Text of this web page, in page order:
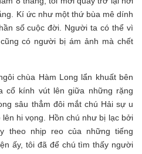
Kí ức như một thứ bùa mê dính
số cuộc đời. Người ta có thể vì
có người bị ám ảnh mà chết
chùa Hàm Long lẩn khuất bên
cổ kính vút lên giữa những rặng
sâu thẳm đôi mắt chú Hải sự u
hi vọng. Hồn chú như bị lạc bởi
theo nhịp reo của những tiếng
ấy, tôi đã để chú tìm thấy người